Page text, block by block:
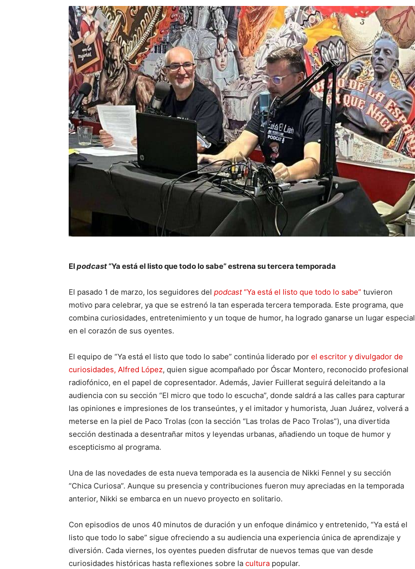
Elpodcast“Ya está el listo que todo lo sabe” estrena su tercera temporada
El pasado 1 de marzo, los seguidores del podcast“Ya está el listo que todo lo sabe” tuvieron
motivo para celebrar, ya que se estrenó la tan esperada tercera temporada. Este programa, que
combina curiosidades, entretenimiento y un toque de humor, ha logrado ganarse un lugar especial
en el corazón de sus oyentes.
El equipo de “Ya está el listo que todo lo sabe” continúa liderado por el escritor y divulgador de
curiosidades, Alfred López, quien sigue acompañado por Óscar Montero, reconocido profesional
radiofónico, en el papel de copresentador. Además, Javier Fuillerat seguirá deleitando a la
audiencia con su sección “El micro que todo lo escucha”, donde saldrá a las calles para capturar
las opiniones e impresiones de los transeúntes, y el imitador y humorista, Juan Juárez, volverá a
meterse en la piel de Paco Trolas (con la sección “Las trolas de Paco Trolas”), una divertida
sección destinada a desentrañar mitos y leyendas urbanas, añadiendo un toque de humor y
escepticismo al programa.
Una de las novedades de esta nueva temporada es la ausencia de Nikki Fennel y su sección
“Chica Curiosa”. Aunque su presencia y contribuciones fueron muy apreciadas en la temporada
anterior, Nikki se embarca en un nuevo proyecto en solitario.
Con episodios de unos 40 minutos de duración y un enfoque dinámico y entretenido, “Ya está el
listo que todo lo sabe” sigue ofreciendo a su audiencia una experiencia única de aprendizaje y
diversión. Cada viernes, los oyentes pueden disfrutar de nuevos temas que van desde
curiosidades históricas hasta reflexiones sobre la cultura popular.